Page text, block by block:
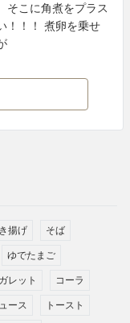
そこに角煮をプラス
！！！ 煮卵を乗せ
揚げ そば
ゆでたまご
ガレット コーラ
ース トースト